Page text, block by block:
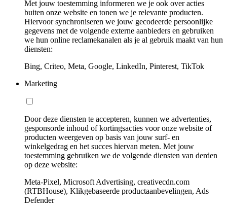
Met jouw toestemming informeren we je ook over acties
buiten onze website en tonen we je relevante producten.
Hiervoor synchroniseren we jouw gecodeerde persoonlijke
gegevens met de volgende externe aanbieders en gebruiken
we hun online reclamekanalen als je al gebruik maakt van hun
diensten:
Bing, Criteo, Meta, Google, LinkedIn, Pinterest, TikTok
Marketing
Door deze diensten te accepteren, kunnen we advertenties,
gesponsorde inhoud of kortingsacties voor onze website of
producten weergeven op basis van jouw surf- en
winkelgedrag en het succes hiervan meten. Met jouw
toestemming gebruiken we de volgende diensten van derden
op deze website:
Meta-Pixel, Microsoft Advertising, creativecdn.com
(RTBHouse), Klikgebaseerde productaanbevelingen, Ads
Defender